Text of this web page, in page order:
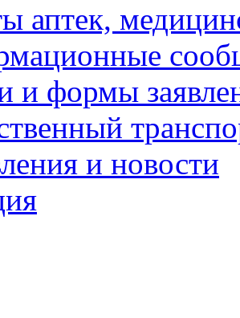
аптек,
и формы
и новости